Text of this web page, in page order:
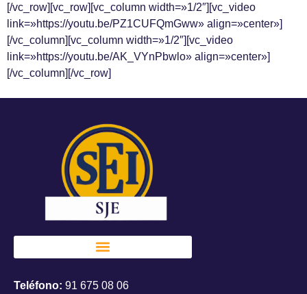
[/vc_row][vc_row][vc_column width=»1/2″][vc_video
link=»https://youtu.be/PZ1CUFQmGww» align=»center»]
[/vc_column][vc_column width=»1/2″][vc_video
link=»https://youtu.be/AK_VYnPbwlo» align=»center»]
[/vc_column][/vc_row]
Teléfono: 91 675 08 06